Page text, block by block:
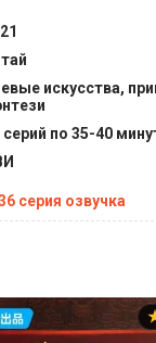
искусства,
серий по 35-40
серия озвучка